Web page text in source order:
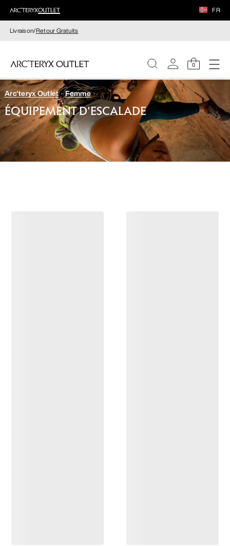
FR
Livraison/Retour Gratuits
0
FEMME
HOMME
Arc'teryx Outlet Femme
ÉQUIPEMENT D'ESCALADE